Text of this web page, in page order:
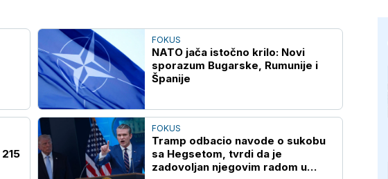
FOKUS
NATO jača istočno krilo: Novi
sporazum Bugarske, Rumunije i
Španije
FOKUS
Tramp odbacio navode o sukobu
sa Hegsetom, tvrdi da je
zadovoljan njegovim radom u